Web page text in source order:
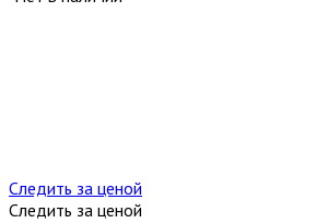
Следить за ценой
Следить за ценой